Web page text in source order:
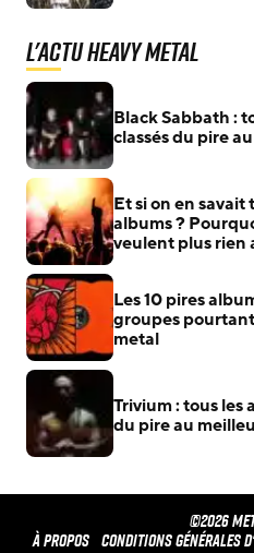
L'actu Heavy Metal
Black Sabbath :
classés du pire
Et si on en
albums ?
veulent plus rien
Les 10 pires
groupes
metal
Trivium : tous les
du pire au
©2026
À propos Conditions générales